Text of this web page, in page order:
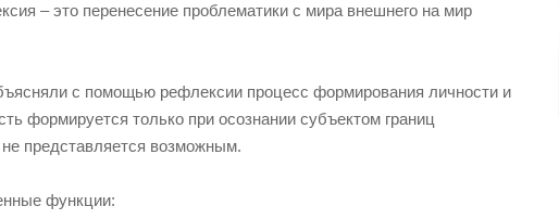
– это перенесение проблематики с мира внешнего на мир
с помощью рефлексии процесс формирования личности и
формируется только при осознании субъектом границ
представляется возможным.
функции: